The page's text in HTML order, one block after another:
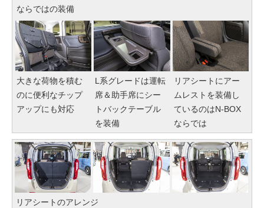
ならではの装備
大きな荷物を積む
のに便利なチップ
アップにも対応
L系グレードは運転
席＆助手席にシー
トバックテーブル
を装備
リアシートにアー
ムレストを装備し
ているのはN-BOX
ならでは
リアシートのアレンジ